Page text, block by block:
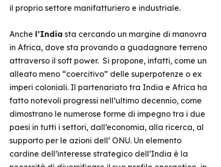
il proprio settore manifatturiero e industriale.
Anche l’India sta cercando un margine di manovra
in Africa, dove sta provando a guadagnare terreno
attraverso il soft power. Si propone, infatti, come un
alleato meno “coercitivo” delle superpotenze o ex
imperi coloniali. Il partenariato tra India e Africa ha
fatto notevoli progressi nell’ultimo decennio, come
dimostrano le numerose forme di impegno tra i due
paesi in tutti i settori, dall’economia, alla ricerca, al
supporto per le azioni dell’ ONU. Un elemento
cardine dell’interesse strategico dell’India è la